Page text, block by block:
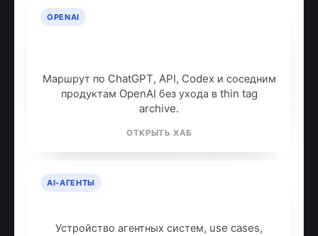
OPENAI
Маршрут по ChatGPT, API, Codex и соседним
продуктам OpenAI без ухода в thin tag
archive.
ОТКРЫТЬ ХАБ
AI-АГЕНТЫ
Устройство агентных систем, use cases,